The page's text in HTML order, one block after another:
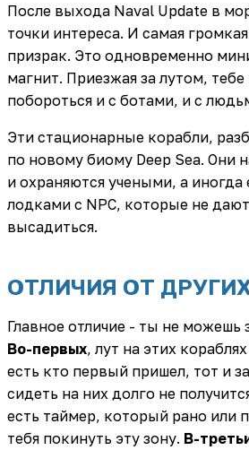
После выхода Naval Update в
точки интереса. И самая
призрак. Это одновременно
магнит. Приезжая за лутом, тебе
побороться и с ботами, и с
Эти стационарные корабли,
по новому биому Deep Sea. Они
и охраняются учеными, а
лодками с NPC, которые не
высадиться.
ОТЛИЧИЯ ОТ
Главное отличие - ты не можешь
Во-первых, лут на этих
есть кто первый пришел, тот и
сидеть на них долго не
есть таймер, который рано или
тебя покинуть эту зону. В-